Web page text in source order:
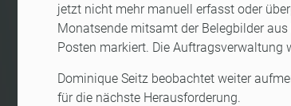
jetzt nicht mehr manuell erfasst oder
Monatsende mitsamt der Belegbilder
Posten markiert. Die
Dominique Seitz beobachtet weiter
für die nächste Herausforderung.